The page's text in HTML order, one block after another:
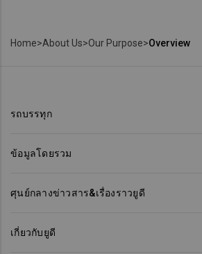
Home>About Us>Our Purpose>Overview
รถบรรทุก
ข้อมูลโดยรวม
ศุนย์กลางข่าวสาร&เรื่องราวยูดี
เกี่ยวกับยูดี